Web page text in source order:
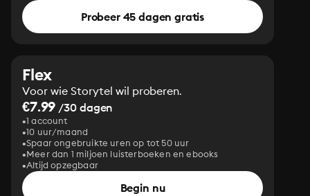
Probeer 45 dagen gratis
Flex
Voor wie Storytel wil proberen.
€7.99 /30 dagen
1 account
10 uur/maand
Spaar ongebruikte uren op tot 50 uur
Meer dan 1 miljoen luisterboeken en ebooks
Altijd opzegbaar
Begin nu